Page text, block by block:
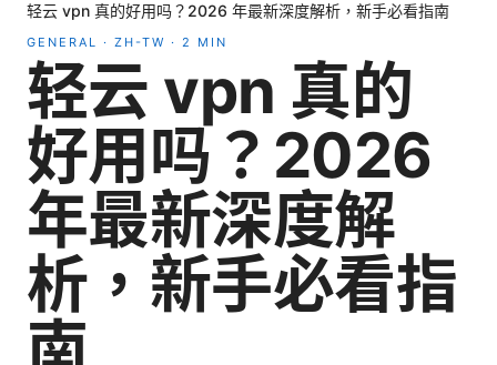
轻云 vpn 真的好用吗？2026 年最新深度解析，新手必看指南
GENERAL · ZH-TW · 2 MIN
轻云 vpn 真的
好用吗？2026
年最新深度解
析，新手必看指
南